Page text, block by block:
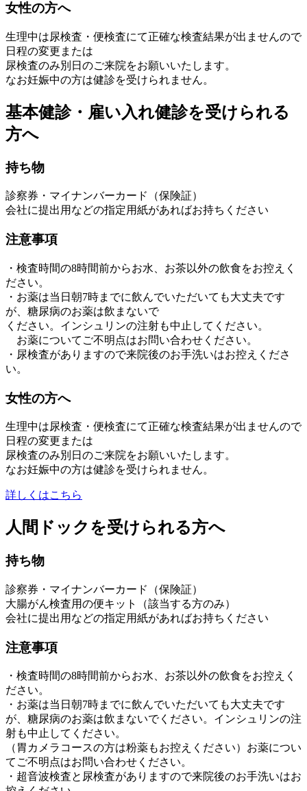
女性の方へ
生理中は尿検査・便検査にて正確な検査結果が出ませんので
日程の変更または
尿検査のみ別日のご来院をお願いいたします。
なお妊娠中の方は健診を受けられません。
基本健診・雇い入れ健診を受けられる
方へ
持ち物
診察券・マイナンバーカード（保険証）
会社に提出用などの指定用紙があればお持ちください
注意事項
・検査時間の8時間前からお水、お茶以外の飲食をお控えく
ださい。
・お薬は当日朝7時までに飲んでいただいても大丈夫です
が、糖尿病のお薬は飲まないで
ください。インシュリンの注射も中止してください。
お薬についてご不明点はお問い合わせください。
・尿検査がありますので来院後のお手洗いはお控えくださ
い。
女性の方へ
生理中は尿検査・便検査にて正確な検査結果が出ませんので
日程の変更または
尿検査のみ別日のご来院をお願いいたします。
なお妊娠中の方は健診を受けられません。
詳しくはこちら
人間ドックを受けられる方へ
持ち物
診察券・マイナンバーカード（保険証）
大腸がん検査用の便キット（該当する方のみ）
会社に提出用などの指定用紙があればお持ちください
注意事項
・検査時間の8時間前からお水、お茶以外の飲食をお控えく
ださい。
・お薬は当日朝7時までに飲んでいただいても大丈夫です
が、糖尿病のお薬は飲まないでください。インシュリンの注
射も中止してください。
（胃カメラコースの方は粉薬もお控えください）お薬につい
てご不明点はお問い合わせください。
・超音波検査と尿検査がありますので来院後のお手洗いはお